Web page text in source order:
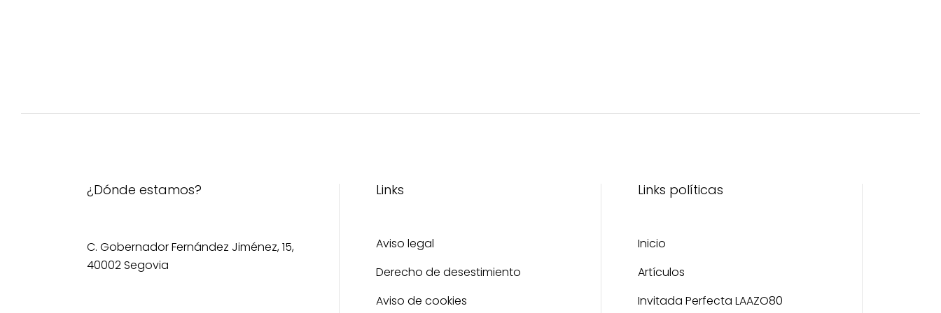
¿Dónde estamos?
C. Gobernador Fernández Jiménez, 15,
40002 Segovia
Links
Aviso legal
Derecho de desestimiento
Aviso de cookies
Links políticas
Inicio
Artículos
Invitada Perfecta LAAZO80